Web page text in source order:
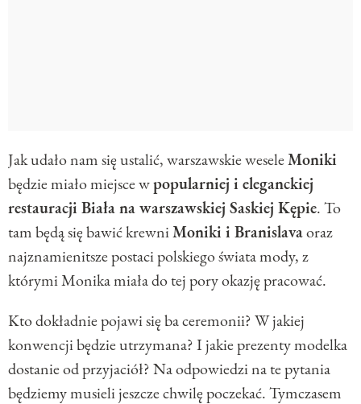
Jak udało nam się ustalić, warszawskie weseleMoniki
będzie miało miejsce wpopularniej i eleganckiej
restauracji Biała na warszawskiej Saskiej Kępie. To
tam będą się bawić krewniMoniki i Branislavaoraz
najznamienitsze postaci polskiego świata mody, z
którymi Monika miała do tej pory okazję pracować.
Kto dokładnie pojawi się ba ceremonii? W jakiej
konwencji będzie utrzymana? I jakie prezenty modelka
dostanie od przyjaciół? Na odpowiedzi na te pytania
będziemy musieli jeszcze chwilę poczekać. Tymczasem